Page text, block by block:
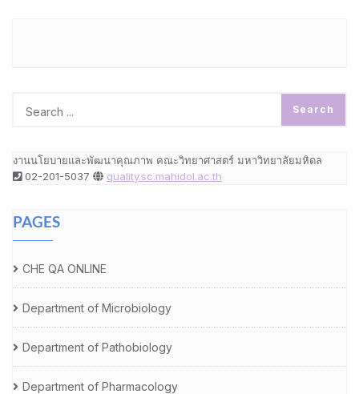
งานนโยบายและพัฒนาคุณภาพ คณะวิทยาศาสตร์ มหาวิทยาลัยมหิดล
02-201-5037
quality.sc.mahidol.ac.th
PAGES
CHE QA ONLINE
Department of Microbiology
Department of Pathobiology
Department of Pharmacology